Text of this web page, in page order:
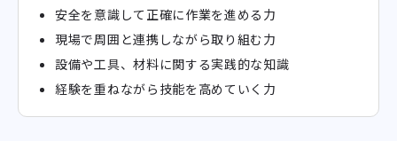
安全を意識して正確に作業を進める力
現場で周囲と連携しながら取り組む力
設備や工具、材料に関する実践的な知識
経験を重ねながら技能を高めていく力